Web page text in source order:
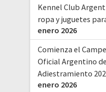
Kennel Club
ropa y juguetes
enero 2026
Comienza el
Oficial Argentino de
Adiestramiento
enero 2026